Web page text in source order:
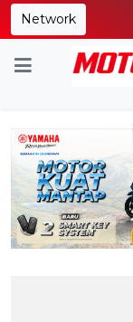
Network